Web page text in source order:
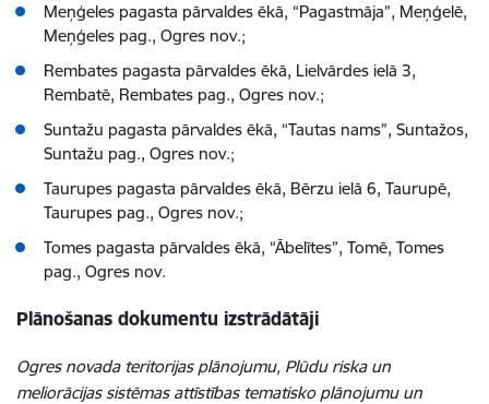
Meņģeles pagasta pārvaldes ēkā, “Pagastmāja”, Meņģelē,
Meņģeles pag., Ogres nov.;
Rembates pagasta pārvaldes ēkā, Lielvārdes ielā 3,
Rembatē, Rembates pag., Ogres nov.;
Suntažu pagasta pārvaldes ēkā, “Tautas nams”, Suntažos,
Suntažu pag., Ogres nov.;
Taurupes pagasta pārvaldes ēkā, Bērzu ielā 6, Taurupē,
Taurupes pag., Ogres nov.;
Tomes pagasta pārvaldes ēkā, “Ābelītes”, Tomē, Tomes
pag., Ogres nov.
Plānošanas dokumentu izstrādātāji
Ogres novada teritorijas plānojumu, Plūdu riska un
meliorācijas sistēmas attīstības tematisko plānojumu un